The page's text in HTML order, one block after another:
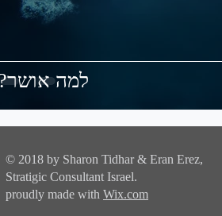
?למה אושר
© 2018 by Sharon Tidhar & Eran Erez,
Stratigic Consultant Israel.
proudly made with Wix.com